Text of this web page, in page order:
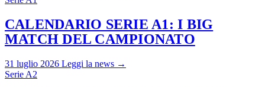
CALENDARIO SERIE A1: I BIG
MATCH DEL CAMPIONATO
31 luglio 2026 Leggi la news →
Serie A2